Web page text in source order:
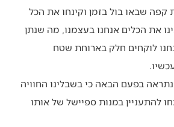
קפה שבאו בול בזמן וקינחו את הכל
את הכלים אנחנו בעצמנו, מה שנתן
לוקחים חלק בארוחת שטח
בפעם הבאה כי בשבלינו החוויה
להתעניין במנות ספיישל של אותו